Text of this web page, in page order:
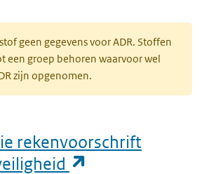
geen gegevens voor ADR. Stoffen
een groep behoren waarvoor wel
zijn opgenomen.
rekenvoorschrift